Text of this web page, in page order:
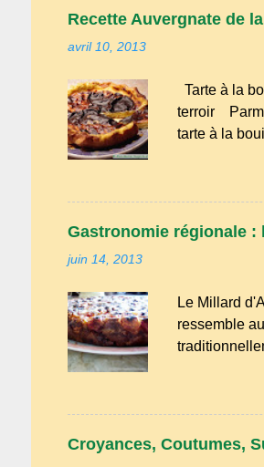
intempéries
Amélioration
Tailles,
Recette Auvergnate de
avril 10, 2013
Tarte à la
terroir Parmi
tarte à la
familiales
tendresse.
cette tarte
modestes :
grenier. Pas
Gastronomie régionale :
juin 14, 2013
Le Millard
ressemble
cerises.
faut aussi 3
passez les
Croyances, Coutumes,